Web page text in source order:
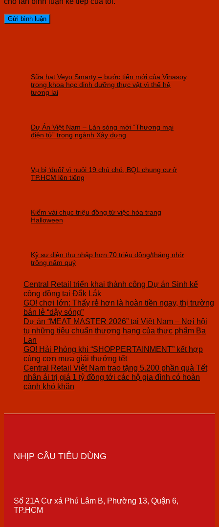
Sữa hạt Veyo Smarty – bước tiến mới của Vinasoy
trong khoa học dinh dưỡng thực vật vì thế hệ
tương lai
Dự Án Việt Nam – Làn sóng mới “Thương mại
điện tử” trong ngành Xây dựng
Vụ bị ‘đuổi’ vì nuôi 19 chú chó, BQL chung cư ở
TP.HCM lên tiếng
Kiếm vài chục triệu đồng từ việc hóa trang
Halloween
Kỹ sư điện thu nhập hơn 70 triệu đồng/tháng nhờ
trồng nấm quý
Central Retail triển khai thành công Dự án Sinh kế
cộng đồng tại Đắk Lắk
GO! chơi lớn: Thấy rẻ hơn là hoàn tiền ngay, thị trường
bán lẻ “dậy sóng”
Dự án “MEAT MASTER 2026” tại Việt Nam – Nơi hội
tụ những tiêu chuẩn thượng hạng của thực phẩm Ba
Lan
GO! Hải Phòng khi “SHOPPERTAINMENT” kết hợp
cùng cơn mưa giải thưởng tết
Central Retail Việt Nam trao tặng 5.200 phần quà Tết
nhân ái trị giá 1 tỷ đồng tới các hộ gia đình có hoàn
cảnh khó khăn
NHỊP CẦU TIÊU DÙNG
Số 21A Cư xá Phú Lâm B, Phường 13, Quận 6,
TP.HCM